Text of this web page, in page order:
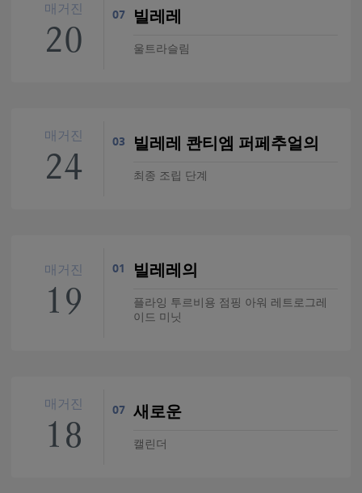
매거진
20
07 빌레레
울트라슬림
매거진
24
03 빌레레 콴티엠 퍼페추얼의
최종 조립 단계
매거진
19
01 빌레레의
플라잉 투르비용 점핑 아워 레트로그레
이드 미닛
매거진
18
07 새로운
캘린더